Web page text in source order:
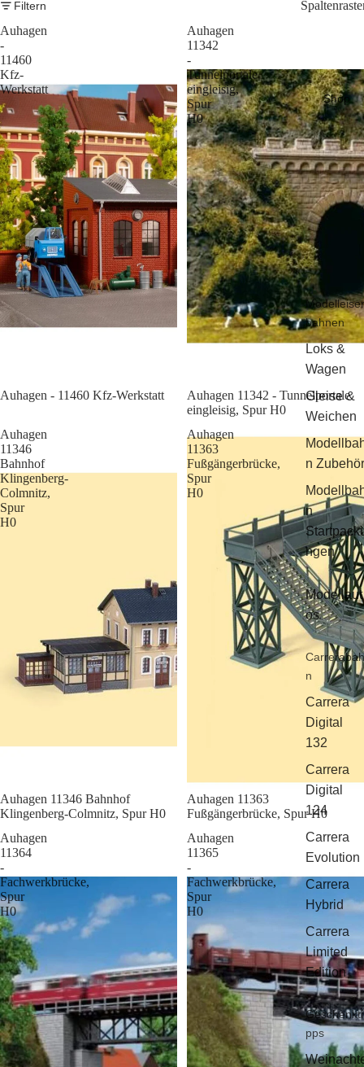
Shop
bahnen
Loks &
Wagen
Gleise &
Weichen
n Zubehör
n
ngen
Modellaut
os
Carrerabah
n
Carrera
Digital
132
Carrera
Digital
124
Carrera
Evolution
Carrera
Hybrid
Carrera
Limited
Edition
Geschenkti
pps
Filtern
Auhagen
-
11460
Kfz-
Werkstatt
Sale
Auhagen - 11460 Kfz-Werkstatt
Auhagen
11342
-
Tunnelportale
eingleisig,
Spur
H0
Auhagen 11342 - Tunnelportale
eingleisig, Spur H0
Auhagen
11346
Bahnhof
Klingenberg-
Colmnitz,
Spur
H0
Sale
Auhagen 11346 Bahnhof
Klingenberg-Colmnitz, Spur H0
Auhagen
11363
Fußgängerbrücke,
Spur
H0
Sale
Auhagen 11363
Fußgängerbrücke, Spur H0
Auhagen
11364
-
Fachwerkbrücke,
Spur
H0
Auhagen
11365
-
Fachwerkbrücke,
Spur
H0